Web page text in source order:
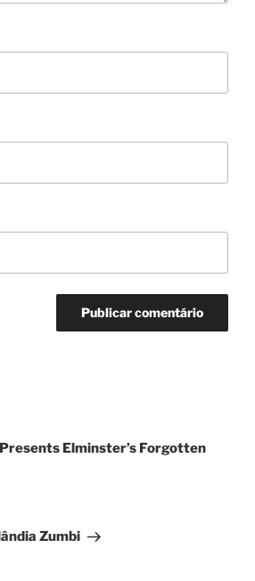
Elminster’s Forgotten
Zumbi